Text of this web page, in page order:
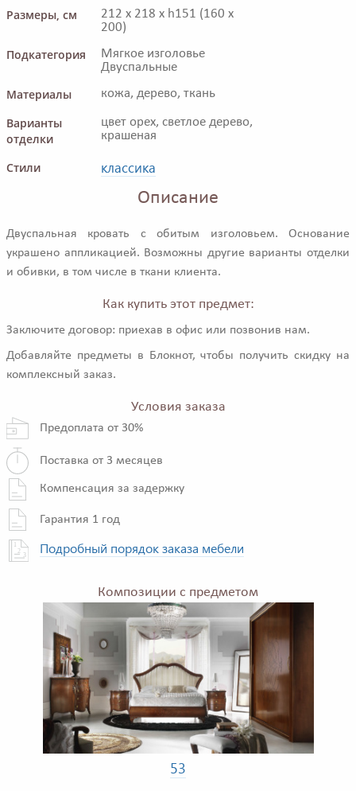
Размеры, см
212 x 218 x h151 (160 x
200)
Подкатегория
Мягкое изголовье
Двуспальные
Материалы кожа, дерево, ткань
Варианты
отделки
цвет орех, светлое дерево,
крашеная
Стили классика
Описание
Двуспальная кровать с обитым изголовьем. Основание
украшено аппликацией. Возможны другие варианты отделки
и обивки, в том числе в ткани клиента.
Как купить этот предмет:
Заключите договор: приехав в офис или позвонив нам.
Добавляйте предметы в Блокнот, чтобы получить скидку на
комплексный заказ.
Условия заказа
Предоплата от 30%
Поставка от 3 месяцев
Компенсация за задержку
Гарантия 1 год
Подробный порядок заказа мебели
Композиции с предметом
53